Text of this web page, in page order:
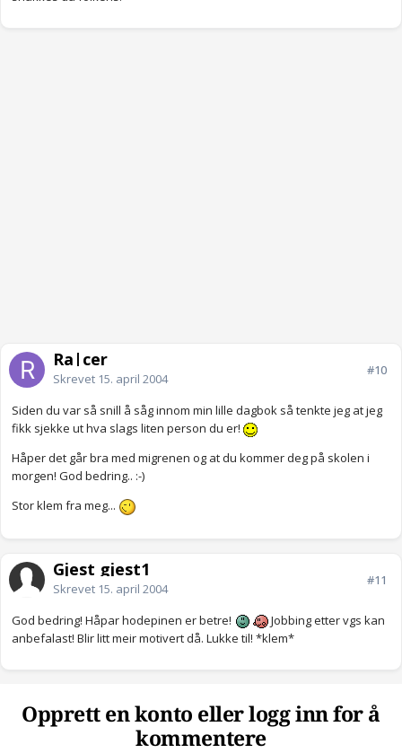
Ra|cer
Skrevet 15. april 2004
#10
Siden du var så snill å såg innom min lille dagbok så tenkte jeg at jeg
fikk sjekke ut hva slags liten person du er!
Håper det går bra med migrenen og at du kommer deg på skolen i
morgen! God bedring.. :-)
Stor klem fra meg...
Gjest gjest1
Skrevet 15. april 2004
#11
God bedring! Håpar hodepinen er betre!
Jobbing etter vgs kan
anbefalast! Blir litt meir motivert då. Lukke til! *klem*
Opprett en konto eller logg inn for å
kommentere